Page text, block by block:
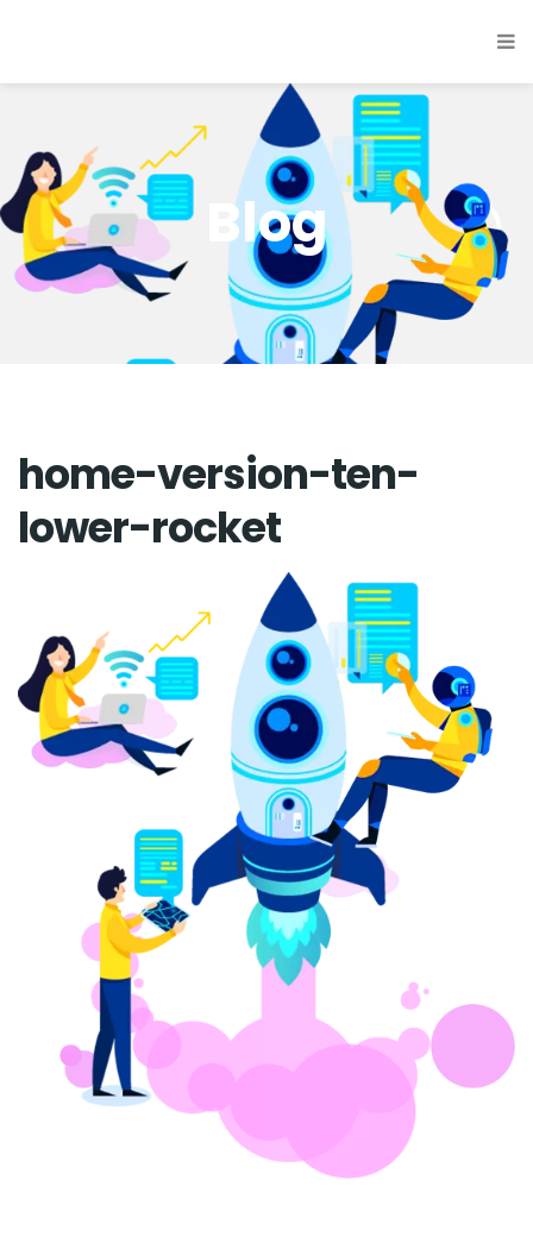
Blog
home-version-ten-
lower-rocket